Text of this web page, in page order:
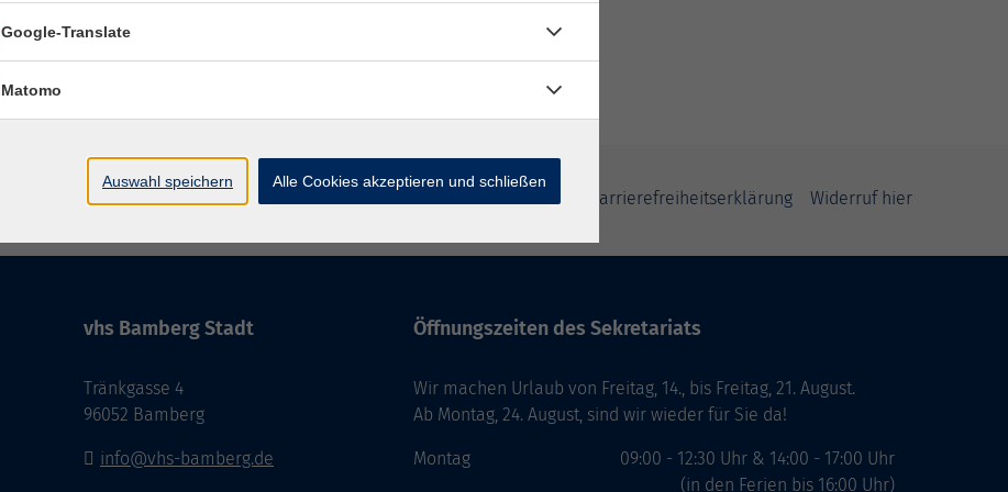
Impressum Datenschutzerklärung Barrierefreiheitserklärung Widerruf hier
vhs Bamberg Stadt
Tränkgasse 4
96052 Bamberg
info@vhs-bamberg.de
Öffnungszeiten des Sekretariats
Wir machen Urlaub von Freitag, 14., bis Freitag, 21. August.
Ab Montag, 24. August, sind wir wieder für Sie da!
Montag
09:00 - 12:30 Uhr & 14:00 - 17:00 Uhr
(in den Ferien bis 16:00 Uhr)
Google-Translate
Matomo
Auswahl speichern Alle Cookies akzeptieren und schließen